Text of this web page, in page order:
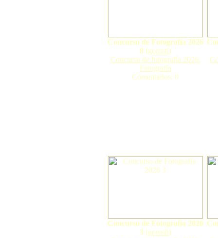
Concurso de Fotografía 2026
8 (gorosti)
Concurso de fotografía 2026.
Fotografía
Comentarios: 0
Concurso de Fotografía 2026
3 (gorosti)